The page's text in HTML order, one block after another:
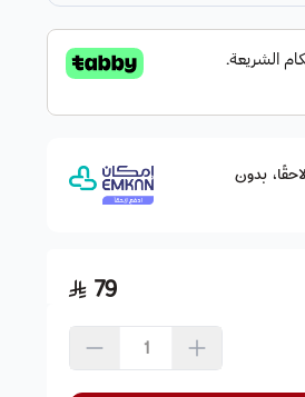
لاحقًا، بدون
79